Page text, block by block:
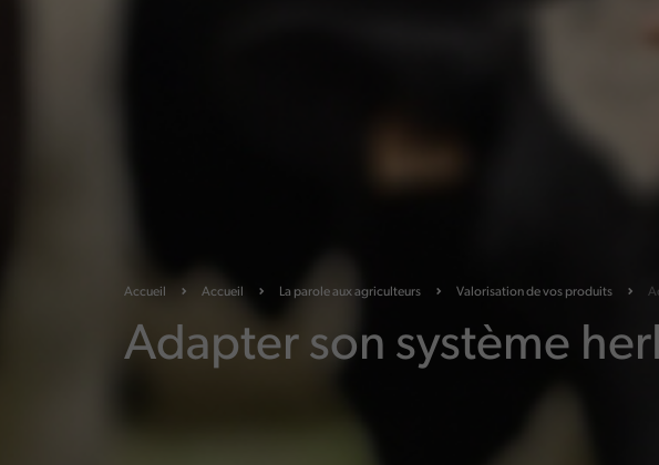
Accueil Accueil La parole auxagriculteurs Valorisation de vos produits
Adapter son système